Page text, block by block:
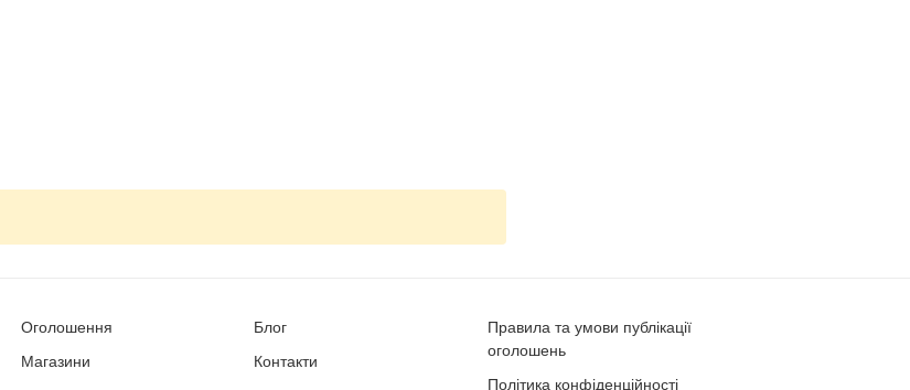
Оголошення
Магазини
Блог
Контакти
Правила та умови публікації
оголошень
Політика конфіденційності